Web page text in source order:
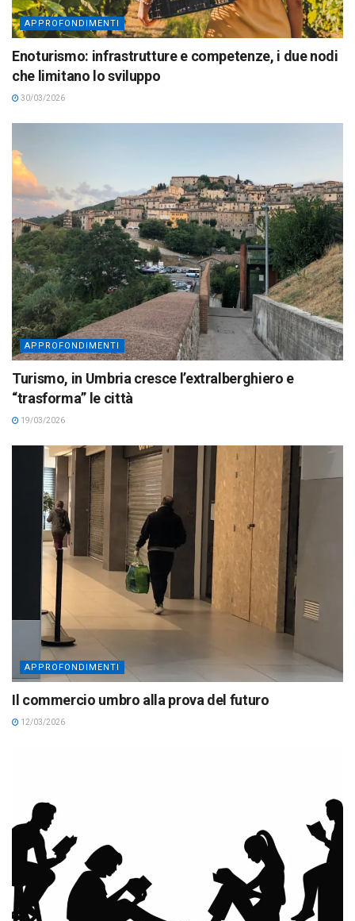
APPROFONDIMENTI
Enoturismo: infrastrutture e competenze, i due nodi
che limitano lo sviluppo
30/03/2026
APPROFONDIMENTI
Turismo, in Umbria cresce l’extralberghiero e
“trasforma” le città
19/03/2026
APPROFONDIMENTI
Il commercio umbro alla prova del futuro
12/03/2026